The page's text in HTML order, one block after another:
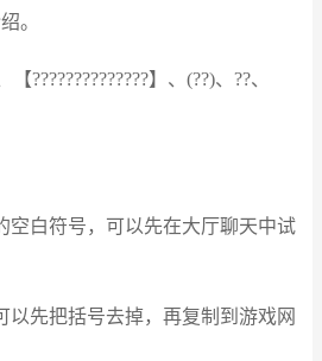
。
??????????????】、(??)、??、
空白符号，可以先在大厅聊天中试
以先把括号去掉，再复制到游戏网